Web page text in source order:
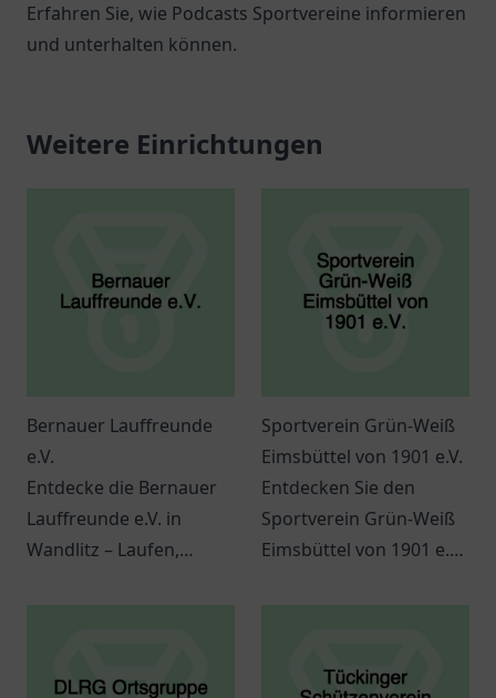
Erfahren Sie, wie Podcasts Sportvereine informieren
und unterhalten können.
Weitere Einrichtungen
Bernauer Lauffreunde
e.V.
Entdecke die Bernauer
Lauffreunde e.V. in
Wandlitz – Laufen,
Sportverein Grün-Weiß
Eimsbüttel von 1901 e.V.
Entdecken Sie den
Sportverein Grün-Weiß
Eimsbüttel von 1901 e.V.